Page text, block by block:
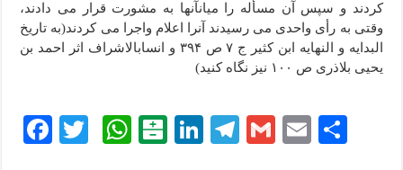
کردند و سپس آن مسأله را میانآنها به مشورت قرار می دادند،
وقتی به رأی واحدی می رسیدند آنرا اعلام واجرا می کردند(به تاریخ
البدایه و النهایه ابن کثیر ج ۷ ص ۳۹۴ و انسابالاشراف اثر احمد بن
یحیی بلاذری ص ۱۰۰ نیز نگاه کنید)
Fa
W
B
Li
Te G
E